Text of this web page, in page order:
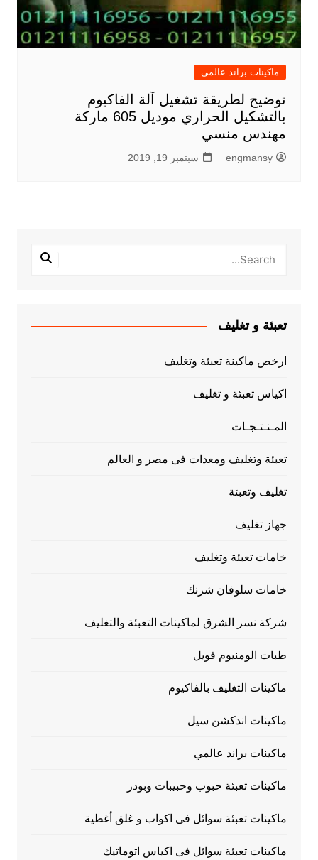
ماكينات براند عالمي
توضيح لطريقة تشغيل آلة الفاكيوم
بالتشكيل الحراري موديل 605 ماركة
مهندس منسي
engmansy سبتمبر 19, 2019
تعبئة و تغليف
ارخص ماكينة تعبئة وتغليف
اكياس تعبئة و تغليف
المـنـتـجـات
تعبئة وتغليف ومعدات فى مصر و العالم
تغليف وتعبئة
جهاز تغليف
خامات تعبئة وتغليف
خامات سلوفان شرنك
شركة نسر الشرق لماكينات التعبئة والتغليف
طبات الومنيوم فويل
ماكينات التغليف بالفاكيوم
ماكينات اندكشن سيل
ماكينات براند عالمي
ماكينات تعبئة حبوب وحبيبات وبودر
ماكينات تعبئة سوائل فى اكواب و غلق أغطية
ماكينات تعبئة سوائل فى اكياس اتوماتيك